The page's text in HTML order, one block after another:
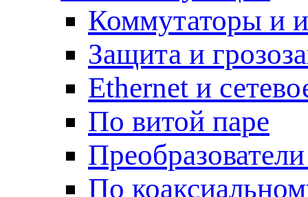
Коммутаторы и
Защита и
Ethernet и
По витой паре
По